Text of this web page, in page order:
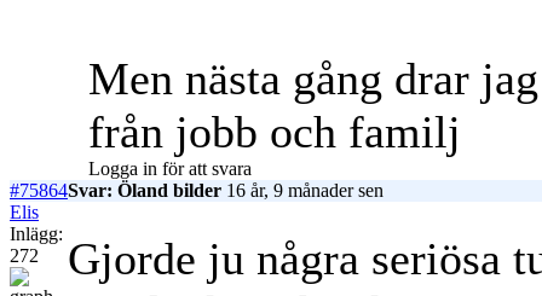
Men nästa gång drar
från jobb och familj
Logga in för att svara
#75864Svar: Öland bilder 16 år, 9 månader sen
Elis
Inlägg:
272
Gjorde ju några seriösa